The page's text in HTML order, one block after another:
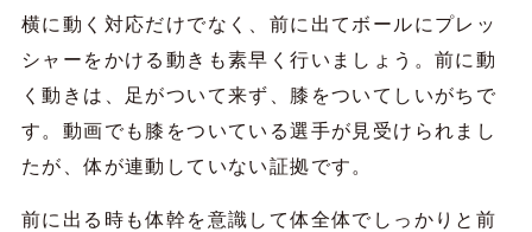
横に動く対応だけでなく、前に出てボールにプレッ
シャーをかける動きも素早く行いましょう。前に動
く動きは、足がついて来ず、膝をついてしいがちで
す。動画でも膝をついている選手が見受けられまし
たが、体が連動していない証拠です。
前に出る時も体幹を意識して体全体でしっかりと前